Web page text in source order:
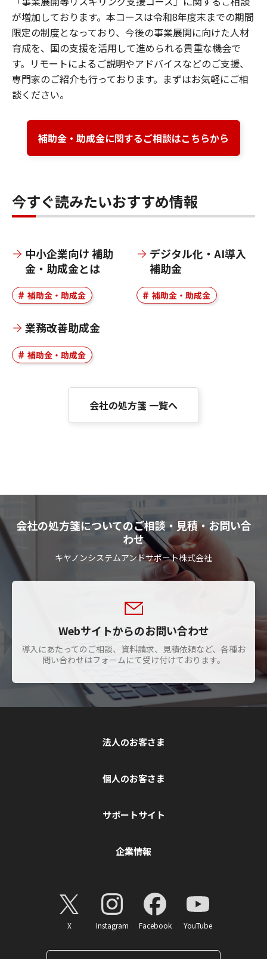
が増加しております。本コースは令和8年度末までの期間
限定の制度となっており、今後の事業展開に向けた人材
育成を、国の支援を活用して進められる貴重な機会で
す。リモートによるご説明やアドバイスなどのご支援、
専門家のご紹介も行っております。まずはお気軽にご相
談ください。
補助金・助成金に関するご相談はこちらから
今すぐ読みたいおすすめ情報
中小企業向け 補助
金・助成金とは
補助金・助成金
デジタル化・AI導入
補助金
補助金・助成金
業務改善助成金
補助金・助成金
会社の処方箋 一覧へ
会社の処方箋についてのご相談・見積・お問い合
わせ
キヤノンシステムアンドサポート株式会社
Webサイトからのお問い合わせ
導入にあたってのご相談、資料請求、見積依頼など、各種お
問い合わせはフォームにて受け付けております。
法人のお客さま
個人のお客さま
サポートサイト
企業情報
X Instagram Facebook YouTube